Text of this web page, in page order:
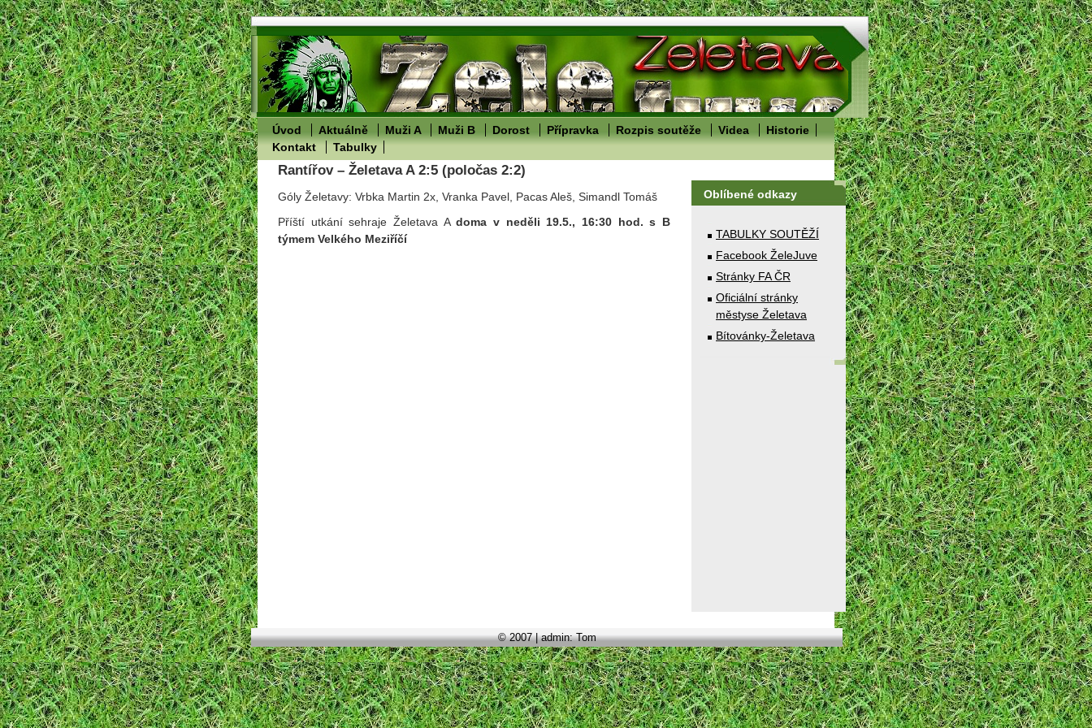
Úvod Aktuálně Muži A Muži B Dorost Přípravka Rozpis soutěže Videa
Historie
Kontakt
Tabulky
Oblíbené odkazy
TABULKY SOUTĚŽÍ
Facebook ŽeleJuve
Stránky FA ČR
Oficiální stránky
městyse Želetava
Bítovánky-Želetava
Rantířov – Želetava A 2:5 (poločas 2:2)
Góly Želetavy: Vrbka Martin 2x, Vranka Pavel, Pacas Aleš, Simandl Tomáš
Příští utkání sehraje Želetava Adoma v neděli 19.5., 16:30 hod. s B
týmem Velkého Meziříčí
© 2007 | admin: Tom